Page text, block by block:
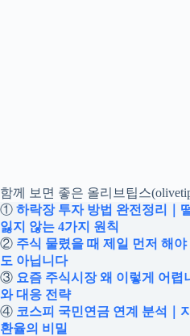
함께 보면 좋은 올리브팁스
① 하락장 투자 방법 완전정리｜
잃지 않는 4가지 원칙
② 주식 물렸을 때 제일 먼저 해야
도 아닙니다
③ 요즘 주식시장 왜 이렇게 어렵
와 대응 전략
④ 코스피 국민연금 연계 분석｜
환율의 비밀